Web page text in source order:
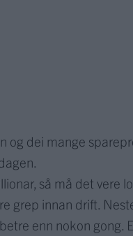
dei mange
så må det vere
grep innan drift.
enn nokon gong.